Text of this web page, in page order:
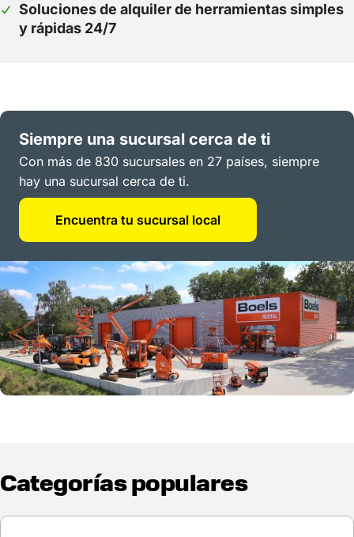
Soluciones de alquiler de herramientas simples
y rápidas 24/7
Siempre una sucursal cerca de ti
Con más de 830 sucursales en 27 países, siempre
hay una sucursal cerca de ti.
Encuentra tu sucursal local
Categorías populares